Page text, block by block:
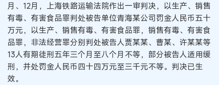
月、12月，上海铁路运输法院作出一审判决，以生产、销售
有毒、有害食品罪判处被告单位青海某公司罚金人民币五十
万元，以生产、销售有毒、有害食品罪，销售有毒、有害食
品罪，非法经营罪分别判处被告人贾某某、曹某、许某某等
13人有期徒刑五年三个月至八个月不等，部分被告人适用缓
刑，并处罚金人民币四十四万元至三千元不等。判决已生
效。